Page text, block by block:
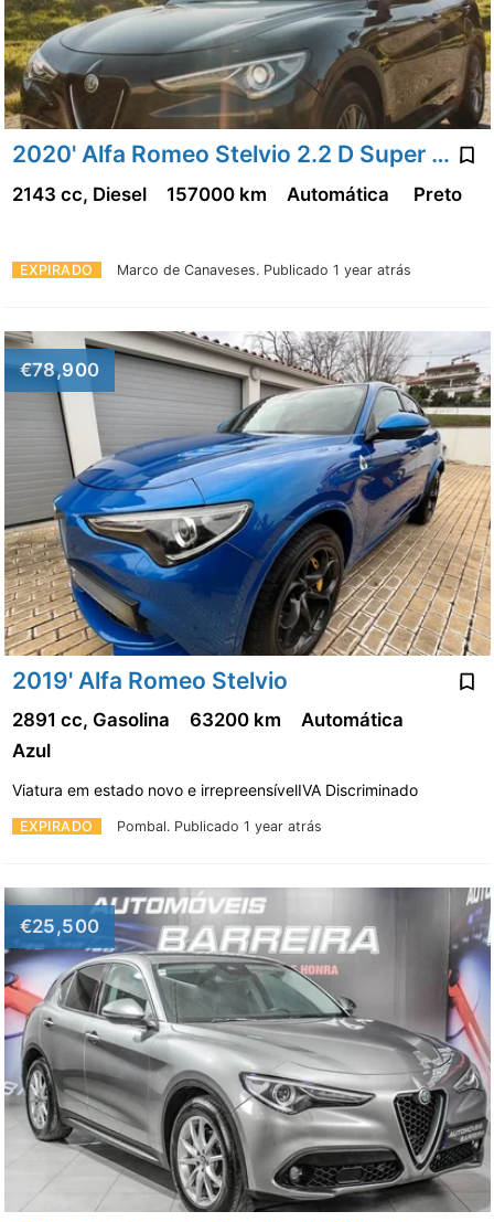
2020' Alfa Romeo Stelvio 2.2 D Super At8
EXPIRADO Marco de Canaveses. Publicado 1 year atrás
2143 cc, Diesel 157000 km Automática Preto
€78,900
2019' Alfa Romeo Stelvio
EXPIRADO Pombal. Publicado 1 year atrás
2891 cc, Gasolina 63200 km
Automática
Azul
Viatura em estado novo e irrepreensívelIVA Discriminado
€25,500